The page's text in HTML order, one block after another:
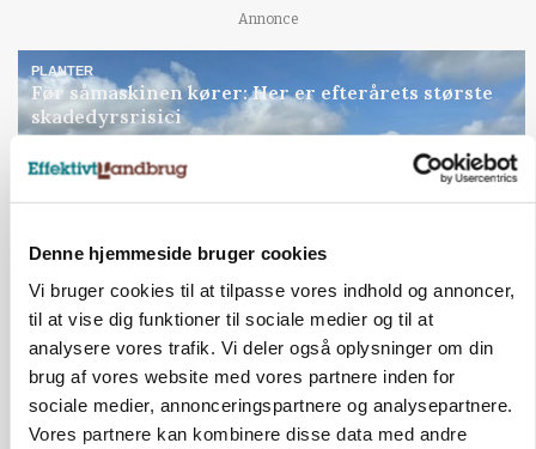
Denne hjemmeside bruger cookies
Vi bruger cookies til at tilpasse vores indhold og annoncer,
til at vise dig funktioner til sociale medier og til at
analysere vores trafik. Vi deler også oplysninger om din
brug af vores website med vores partnere inden for
sociale medier, annonceringspartnere og analysepartnere.
Vores partnere kan kombinere disse data med andre
Annonce
PLANTER
Før såmaskinen kører: Her er efterårets største
skadedyrsrisici
Loading...